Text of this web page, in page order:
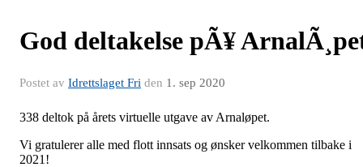
God deltakelse pÃ¥
Postet av Idrettslaget Fri den 1. sep 2020
338 deltok på årets virtuelle utgave av Arnaløpet.
Vi gratulerer alle med flott innsats og ønsker velkommen tilbake i
2021!